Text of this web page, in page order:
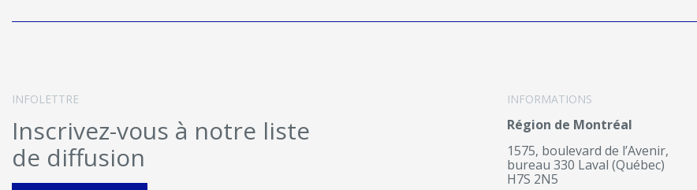
INFOLETTRE
Inscrivez-vous à notre liste
de diffusion
INFORMATIONS
Région de Montréal
1575, boulevard de l’Avenir,
bureau 330 Laval (Québec)
H7S 2N5